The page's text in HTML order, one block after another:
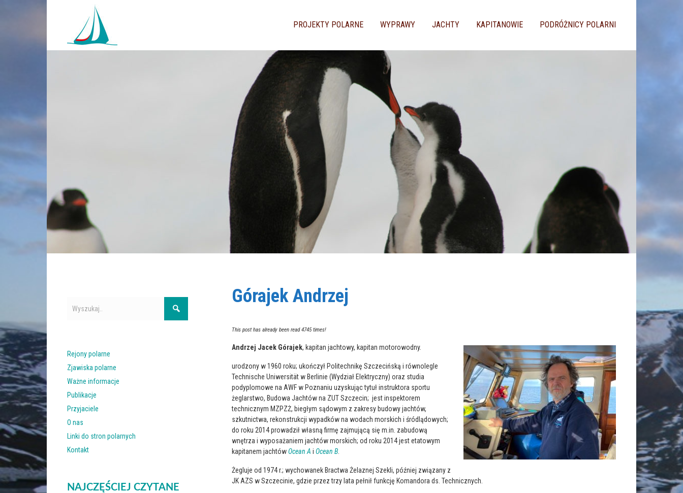
PROJEKTY POLARNE WYPRAWY JACHTY KAPITANOWIE PODRÓŻNICY POLARNI
Górajek Andrzej
This post has already been read 4745 times!
Andrzej Jacek Górajek, kapitan jachtowy, kapitan motorowodny.
urodzony w 1960 roku; ukończył Politechnikę Szczecińską i równolegle
Technische Uniwersität w Berlinie (Wydział Elektryczny) oraz studia
podyplomowe na AWF w Poznaniu uzyskując tytuł instruktora sportu
żeglarstwo, Budowa Jachtów na ZUT Szczecin; jest inspektorem
technicznym MZPZŻ, biegłym sądowym z zakresy budowy jachtów,
szkutnictwa, rekonstrukcji wypadków na wodach morskich i śródlądowych;
do roku 2014 prowadził własną firmę zajmującą się m.in. zabudową
wnętrza i wyposażaniem jachtów morskich; od roku 2014 jest etatowym
kapitanem jachtówOcean A i Ocean B.
Żegluje od 1974 r.; wychowanek Bractwa Żelaznej Szekli, później związany z
JK AZS w Szczecinie, gdzie przez trzy lata pełnił funkcję Komandora ds. Technicznych.
Rejony polarne
Zjawiska polarne
Ważne informacje
Publikacje
Przyjaciele
O nas
Linki do stron polarnych
Kontakt
NAJCZĘŚCIEJ CZYTANE